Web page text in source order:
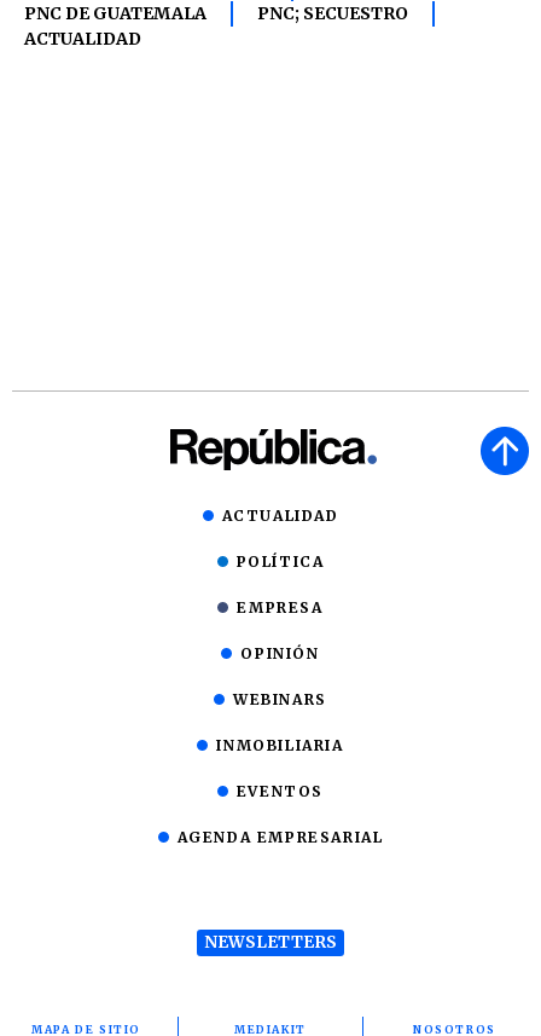
PNC DE GUATEMALA
PNC; SECUESTRO
ACTUALIDAD
ACTUALIDAD
POLÍTICA
EMPRESA
OPINIÓN
WEBINARS
INMOBILIARIA
EVENTOS
AGENDA EMPRESARIAL
NEWSLETTERS
MAPA DE SITIO MEDIAKIT NOSOTROS